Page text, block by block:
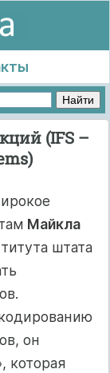
(IFS –
Майкла
штата
он
которая